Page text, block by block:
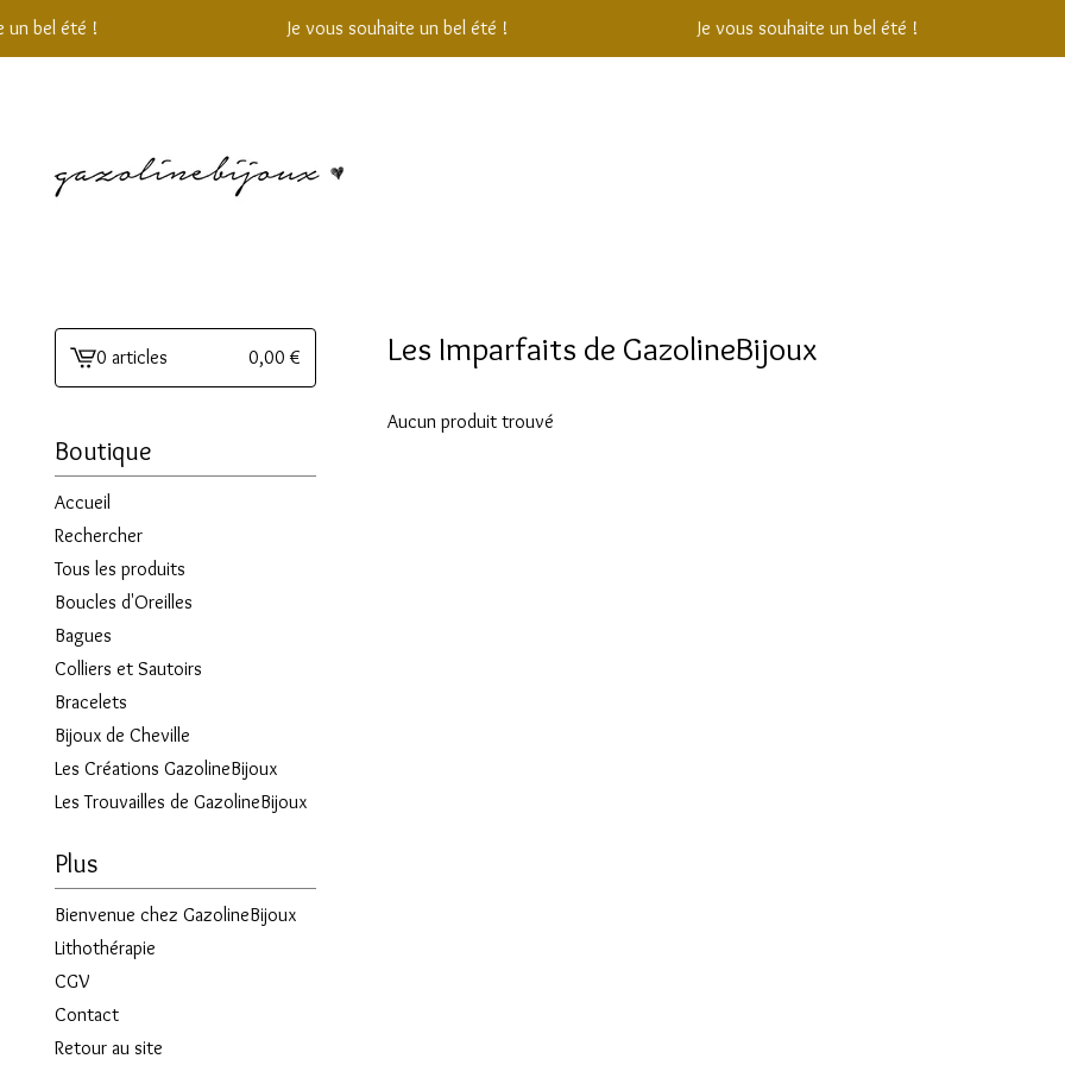
bel été ! Je vous souhaite un bel été ! Je vous souhaite un bel été !
Voir
-
0 articles 0,00€
Boutique
Accueil
Rechercher
Tous les produits
Boucles d'Oreilles
Bagues
Colliers et Sautoirs
Bracelets
Bijoux de Cheville
Les Créations GazolineBijoux
Les Trouvailles de GazolineBijoux
Plus
Bienvenue chez GazolineBijoux
Lithothérapie
CGV
Contact
Retour au site
Les Imparfaits de GazolineBijoux
Aucun produit trouvé